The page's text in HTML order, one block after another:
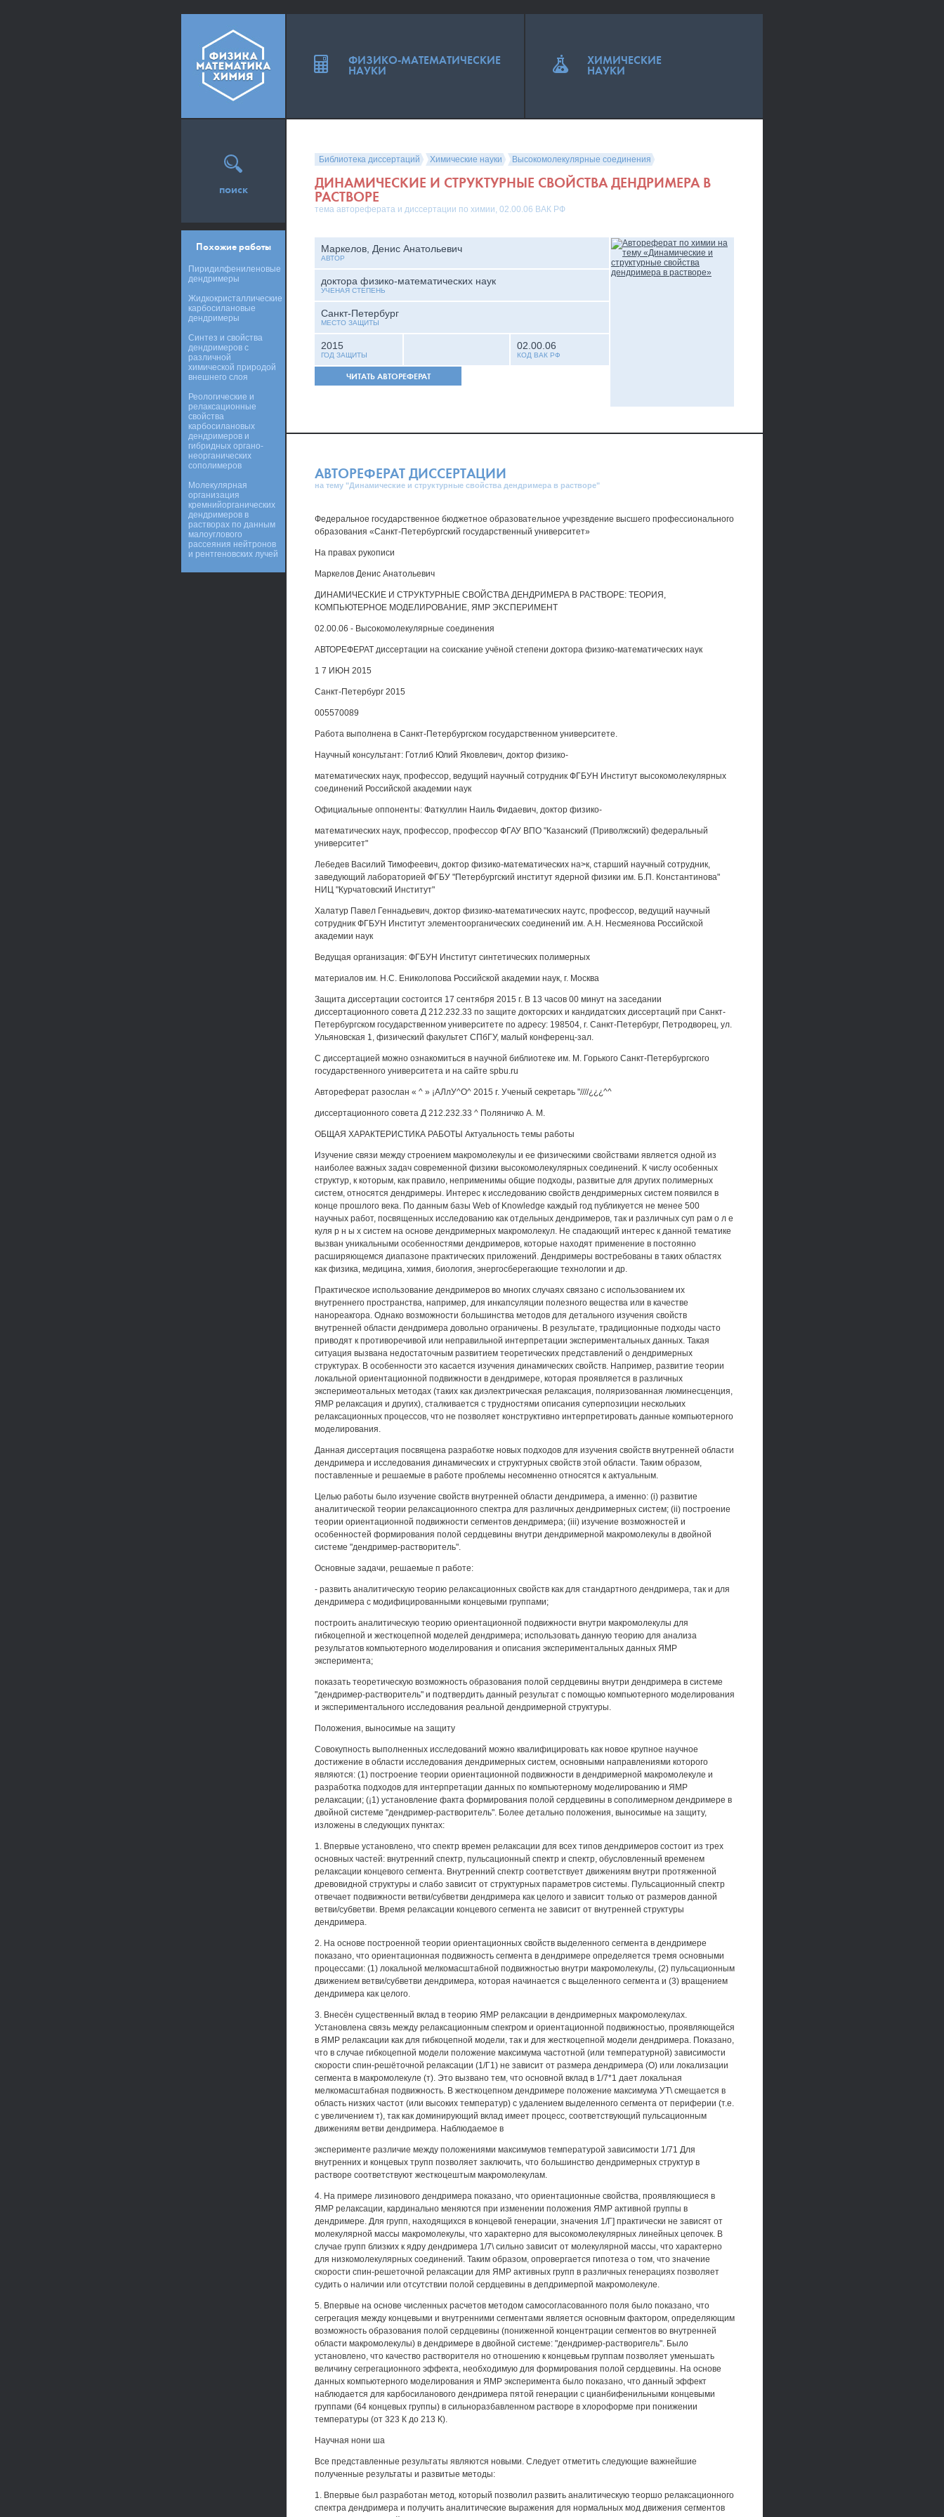
Библиотека диссертаций Химические науки Высокомолекулярные соединения
ДИНАМИЧЕСКИЕ И СТРУКТУРНЫЕ СВОЙСТВА ДЕНДРИМЕРА В
РАСТВОРЕ
тема автореферата и диссертации по химии, 02.00.06 ВАК РФ
Маркелов, Денис Анатольевич
АВТОР
доктора физико-математических наук
УЧЕНАЯ СТЕПЕНЬ
Санкт-Петербург
МЕСТО ЗАЩИТЫ
2015
ГОД ЗАЩИТЫ
02.00.06
КОД ВАК РФ
ЧИТАТЬ АВТОРЕФЕРАТ
АВТОРЕФЕРАТ ДИССЕРТАЦИИ
на тему "Динамические и структурные свойства дендримера в растворе"
Федеральное государственное бюджетное образовательное учрезвдение высшего профессионального
образования «Санкт-Петербургский государственный университет»
На правах рукописи
Маркелов Денис Анатольевич
ДИНАМИЧЕСКИЕ И СТРУКТУРНЫЕ СВОЙСТВА ДЕНДРИМЕРА В РАСТВОРЕ: ТЕОРИЯ,
КОМПЬЮТЕРНОЕ МОДЕЛИРОВАНИЕ, ЯМР ЭКСПЕРИМЕНТ
02.00.06 - Высокомолекулярные соединения
АВТОРЕФЕРАТ диссертации на соискание учёной степени доктора физико-математических наук
1 7 ИЮН 2015
Санкт-Петербург 2015
005570089
Работа выполнена в Санкт-Петербургском государственном университете.
Научный консультант: Готлиб Юлий Яковлевич, доктор физико-
математических наук, профессор, ведущий научный сотрудник ФГБУН Институт высокомолекулярных
соединений Российской академии наук
Официальные оппоненты: Фаткуллин Наиль Фидаевич, доктор физико-
математических наук, профессор, профессор ФГАУ ВПО "Казанский (Приволжский) федеральный
университет"
Лебедев Василий Тимофеевич, доктор физико-математических на>к, старший научный сотрудник,
заведующий лабораторией ФГБУ "Петербургский институт ядерной физики им. Б.П. Константинова"
НИЦ "Курчатовский Институт"
Халатур Павел Геннадьевич, доктор физико-математических наутс, профессор, ведущий научный
сотрудник ФГБУН Институт элементоорганических соединений им. А.Н. Несмеянова Российской
академии наук
Ведущая организация: ФГБУН Институт синтетических полимерных
материалов им. Н.С. Ениколопова Российской академии наук, г. Москва
Защита диссертации состоится 17 сентября 2015 г. В 13 часов 00 минут на заседании
диссертационного совета Д 212.232.33 по защите докторских и кандидатских диссертаций при Санкт-
Петербургском государственном университете по адресу: 198504, г. Санкт-Петербург, Петродворец, ул.
Ульяновская 1, физический факультет СПбГУ, малый конференц-зал.
С диссертацией можно ознакомиться в научной библиотеке им. М. Горького Санкт-Петербургского
государственного университета и на сайте spbu.ru
Автореферат разослан « ^ » ¡АЛлУ^О^ 2015 г. Ученый секретарь "////¿¿¿^^
диссертационного совета Д 212.232.33 ^ Поляничко А. М.
ОБЩАЯ ХАРАКТЕРИСТИКА РАБОТЫ Актуальность темы работы
Изучение связи между строением макромолекулы и ее физическими свойствами является одной из
наиболее важных задач современной физики высокомолекулярных соединений. К числу особенных
структур, к которым, как правило, неприменимы общие подходы, развитые для других полимерных
систем, относятся дендримеры. Интерес к исследованию свойств дендримерных систем появился в
конце прошлого века. По данным базы Web of Knowledge каждый год публикуется не менее 500
научных работ, посвященных исследованию как отдельных дендримеров, так и различных суп рам о л е
куля р н ы х систем на основе дендримерных макромолекул. Не спадающий интерес к данной тематике
вызван уникальными особенностями дендримеров, которые находят применение в постоянно
расширяющемся диапазоне практических приложений. Дендримеры востребованы в таких областях
как физика, медицина, химия, биология, энергосберегающие технологии и др.
Практическое использование дендримеров во многих случаях связано с использованием их
внутреннего пространства, например, для инкапсуляции полезного вещества или в качестве
нанореакгора. Однако возможности большинства методов для детального изучения свойств
внутренней области дендримера довольно ограничены. В результате, традиционные подходы часто
приводят к противоречивой или неправильной интерпретации экспериментальных данных. Такая
ситуация вызвана недостаточным развитием теоретических представлений о дендримерных
структурах. В особенности это касается изучения динамических свойств. Например, развитие теории
локальной ориентационной подвижности в дендримере, которая проявляется в различных
эксперимеотальных методах (таких как диэлектрическая релаксация, поляризованная люминесценция,
ЯМР релаксация и других), сталкивается с трудностями описания суперпозиции нескольких
релаксационных процессов, что не позволяет конструктивно интерпретировать данные компьютерного
моделирования.
Данная диссертация посвящена разработке новых подходов для изучения свойств внутренней области
дендримера и исследования динамических и структурных свойств этой области. Таким образом,
поставленные и решаемые в работе проблемы несомненно относятся к актуальным.
Целью работы было изучение свойств внутренней области дендримера, а именно: (i) развитие
аналитической теории релаксационного спектра для различных дендримерных систем; (ii) построение
теории ориентационной подвижности сегментов дендримера; (iii) изучение возможностей и
особенностей формирования полой сердцевины внутри дендримерной макромолекулы в двойной
системе "дендример-растворитель".
Основные задачи, решаемые п работе:
- развить аналитическую теорию релаксационных свойств как для стандартного дендримера, так и для
дендримера с модифицированными концевыми группами;
построить аналитическую теорию ориентационной подвижности внутри макромолекулы для
гибкоцепной и жесткоцепной моделей дендримера; использовать данную теорию для анализа
результатов компьютерного моделирования и описания экспериментальных данных ЯМР
эксперимента;
показать теоретическую возможность образования полой сердцевины внутри дендримера в системе
"дендример-растворитель" и подтвердить данный результат с помощью компьютерного моделирования
и экспериментального исследования реальной дендримерной структуры.
Положения, выносимые на защиту
Совокупность выполненных исследований можно квалифицировать как новое крупное научное
достижение в области исследования дендримерных систем, основными направлениями которого
являются: (1) построение теории ориентационной подвижности в дендримерной макромолекуле и
разработка подходов для интерпретации данных по компьютерному моделированию и ЯМР
релаксации; (¡1) установление факта формирования полой сердцевины в сополимерном дендримере в
двойной системе "дендример-растворитель". Более детально положения, выносимые на защиту,
изложены в следующих пунктах:
1. Впервые установлено, что спектр времен релаксации для всех типов дендримеров состоит из трех
основных частей: внутренний спектр, пульсационный спектр и спектр, обусловленный временем
релаксации концевого сегмента. Внутренний спектр соответствует движениям внутри протяженной
древовидной структуры и слабо зависит от структурных параметров системы. Пульсационный спектр
отвечает подвижности ветви/субветви дендримера как целого и зависит только от размеров данной
ветви/субветви. Время релаксации концевого сегмента не зависит от внутренней структуры
дендримера.
2. На основе построенной теории ориентационных свойств выделенного сегмента в дендримере
показано, что ориентационная подвижность сегмента в дендримере определяется тремя основными
процессами: (1) локальной мелкомасштабной подвижностью внутри макромолекулы, (2) пульсационным
движением ветви/субветви дендримера, которая начинается с вьщеленного сегмента и (3) вращением
дендримера как целого.
3. Внесён существенный вклад в теорию ЯМР релаксации в дендримерных макромолекулах.
Установлена связь между релаксационным спекгром и ориентационной подвижностью, проявляющейся
в ЯМР релаксации как для гибкоцепной модели, так и для жесткоцепной модели дендримера. Показано,
что в случае гибкоцепной модели положение максимума частотной (или температурной) зависимости
скорости спин-решёточной релаксации (1/Г1) не зависит от размера дендримера (О) или локализации
сегмента в макромолекуле (т). Это вызвано тем, что основной вклад в 1/7*1 дает локальная
мелкомасштабная подвижность. В жесткоцепном дендримере положение максимума УТ\ смещается в
область низких частот (или высоких температур) с удалением выделенного сегмента от периферии (т.е.
с увеличением т), так как доминирующий вклад имеет процесс, соответствующий пульсационным
движениям ветви дендримера. Наблюдаемое в
эксперименте различие между положениями максимумов температурой зависимости 1/71 Для
внутренних и концевых трупп позволяет заключить, что большинство дендримерных структур в
растворе соответствуют жесткоцештым макромолекулам.
4. На примере лизинового дендримера показано, что ориентационные свойства, проявляющиеся в
ЯМР релаксации, кардинально меняются при изменении положения ЯМР активной группы в
дендримере. Для групп, находящихся в концевой генерации, значения 1/Г] практически не зависят от
молекулярной массы макромолекулы, что характерно для высокомолекулярных линейных цепочек. В
случае групп близких к ядру дендримера 1/7\ сильно зависит от молекулярной массы, что характерно
для низкомолекулярных соединений. Таким образом, опровергается гипотеза о том, что значение
скорости спин-решеточной релаксации для ЯМР активных групп в различных генерациях позволяет
судить о наличии или отсутствии полой сердцевины в депдримерпой макромолекуле.
5. Впервые на основе численных расчетов методом самосогласованного поля было показано, что
сегрегация между концевыми и внутренними сегментами является основным фактором, определяющим
возможность образования полой сердцевины (пониженной концентрации сегментов во внутренней
области макромолекулы) в дендримере в двойной системе: "дендример-растворигель". Было
установлено, что качество растворителя но отношению к концевььм группам позволяет уменьшать
величину сегрегационного эффекта, необходимую для формирования полой сердцевины. На основе
данных компьютерного моделирования и ЯМР эксперимента было показано, что данный эффект
наблюдается для карбосиланового дендримера пятой генерации с цианбифенильными концевыми
группами (64 концевых группы) в сильноразбавленном растворе в хлороформе при понижении
температуры (от 323 К до 213 К).
Научная нони ша
Все представленные результаты являются новыми. Следует отметить следующие важнейшие
полученные результаты и развитые методы:
1. Впервые был разработан метод, который позволил развить аналитическую теоршо релаксационного
спектра дендримера и получить аналитические выражения для нормальных мод движения сегментов
поиск
Похожие работы
Пиридилфениленовые
дендримеры
Жидкокристаллические
карбосилановые
дендримеры
Синтез и свойства
дендримеров с
различной
химической природой
внешнего слоя
Реологические и
релаксационные
свойства
карбосилановых
дендримеров и
гибридных органо-
неорганических
сополимеров
Молекулярная
организация
кремнийорганических
дендримеров в
растворах по данным
малоуглового
рассеяния нейтронов
и рентгеновских лучей
ФИЗИКО-МАТЕМАТИЧЕСКИЕ
НАУКИ
ХИМИЧЕСКИЕ
НАУКИ